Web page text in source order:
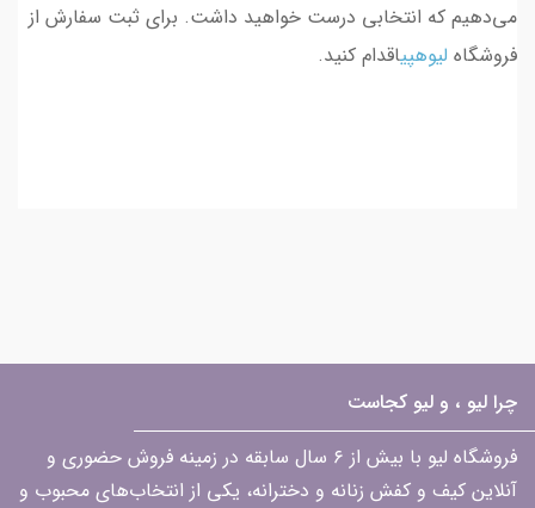
می‌دهیم که انتخابی درست خواهید داشت. برای ثبت سفارش از
فروشگاه لیوهپیاقدام کنید.
چرا لیو ، و لیو کجاست
فروشگاه لیو با بیش از ۶ سال سابقه در زمینه فروش حضوری و
آنلاین کیف و کفش زنانه و دخترانه، یکی از انتخاب‌های محبوب و